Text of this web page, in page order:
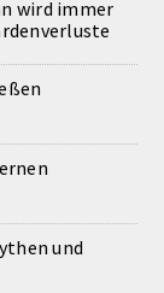
wird immer
und